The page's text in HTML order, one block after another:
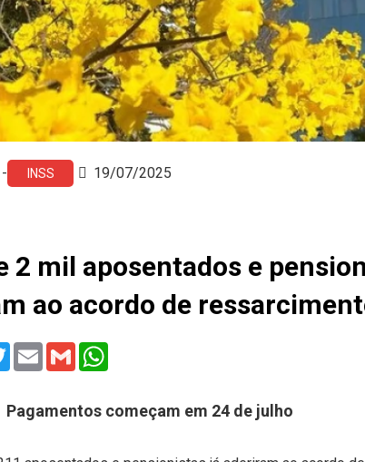
INSS 19/07/2025
2 mil aposentados e
ao acordo de
TwitterEmail Gmail
Pagamentos começam em 24 de julho